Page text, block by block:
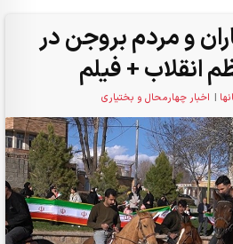
و مردم بروجن در
انقلاب + فیلم
| اخبار چهارمحال و بختیاری